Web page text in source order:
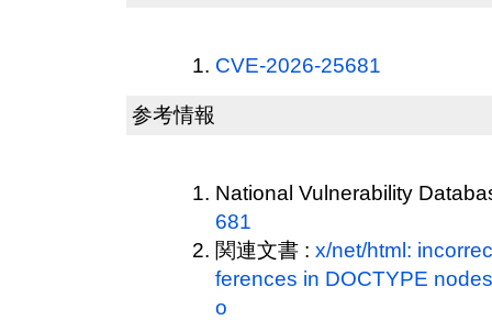
CVE-2026-25681
参考情報
National Vulnerability
681
関連文書 : x/net/html:
ferences in DOCTYPE
o